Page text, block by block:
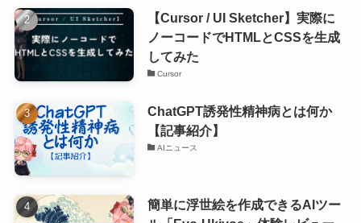
【Cursor / UI Sketcher】実際に
ノーコードでHTMLとCSSを生成
してみた
Cursor
ChatGPT誘発性精神病とは何か
【記事紹介】
AIニュース
簡単に浮世絵を作成できるAIツー